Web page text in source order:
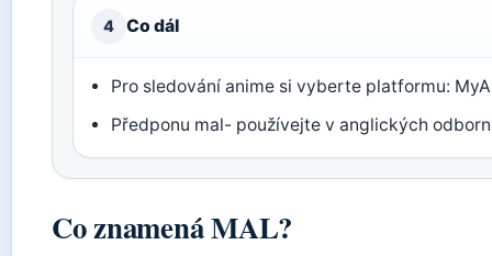
4 Co dál
Pro sledování anime si vyberte platformu:
Předponu mal- používejte v anglických
Co znamená MAL?